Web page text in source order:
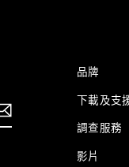
品牌
下載及支
調查服務
影片